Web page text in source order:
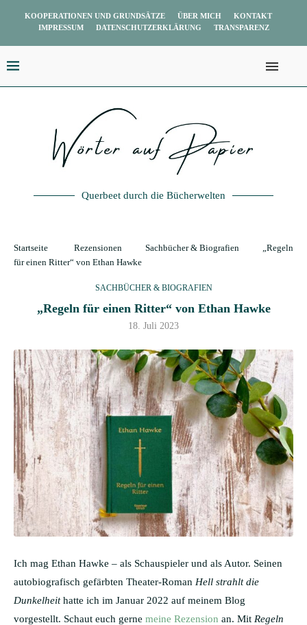
KOOPERATIONEN UND GRUNDSÄTZE ÜBER MICH
KONTAKT
IMPRESSUM
DATENSCHUTZERKLÄRUNG TRANSPARENZ
Querbeet durch die Bücherwelten
Startseite Rezensionen Sachbücher & Biografien
„Regeln
für einen Ritter“ von Ethan Hawke
SACHBÜCHER & BIOGRAFIEN
„Regeln für einen Ritter“ von Ethan Hawke
18. Juli 2023
Ich mag Ethan Hawke – als Schauspieler und als Autor. Seinen
autobiografisch gefärbten Theater-Roman Hell strahlt die
Dunkelheithatte ich im Januar 2022 auf meinem Blog
vorgestellt. Schaut euch gerne meine Rezension an. Mit Regeln